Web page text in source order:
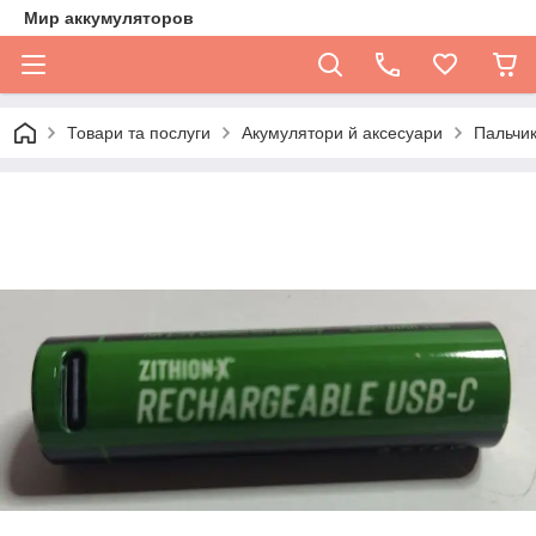
Мир аккумуляторов
Товари та послуги Акумулятори й аксесуари